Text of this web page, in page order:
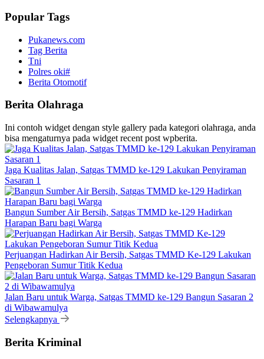
Popular Tags
Pukanews.com
Tag Berita
Tni
Polres oki#
Berita Otomotif
Berita Olahraga
Ini contoh widget dengan style gallery pada kategori olahraga, anda
bisa mengaturnya pada widget recent post wpberita.
Jaga Kualitas Jalan, Satgas TMMD ke-129 Lakukan Penyiraman
Sasaran 1
Bangun Sumber Air Bersih, Satgas TMMD ke-129 Hadirkan
Harapan Baru bagi Warga
Perjuangan Hadirkan Air Bersih, Satgas TMMD Ke-129 Lakukan
Pengeboran Sumur Titik Kedua
Jalan Baru untuk Warga, Satgas TMMD ke-129 Bangun Sasaran 2
di Wibawamulya
Selengkapnya
Berita Kriminal